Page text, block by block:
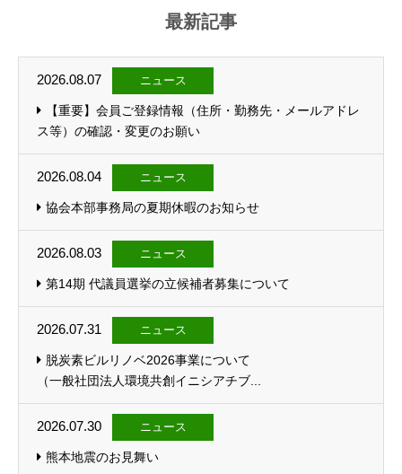
最新記事
2026.08.07 ニュース
【重要】会員ご登録情報（住所・勤務先・メールアドレ
ス等）の確認・変更のお願い
2026.08.04 ニュース
協会本部事務局の夏期休暇のお知らせ
2026.08.03 ニュース
第14期 代議員選挙の立候補者募集について
2026.07.31 ニュース
脱炭素ビルリノベ2026事業について
（一般社団法人環境共創イニシアチブ...
2026.07.30 ニュース
熊本地震のお見舞い